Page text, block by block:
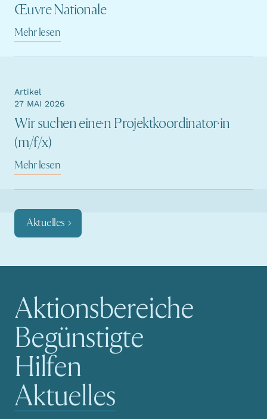
Œuvre Nationale
Mehr lesen
Wir suchen eine·n Projektkoordinator·in
(m/f/x)
Artikel
27 MAI 2026
Mehr lesen
Aktuelles
Hauptnavigation
Aktionsbereiche
Begünstigte
Hilfen
Aktuelles